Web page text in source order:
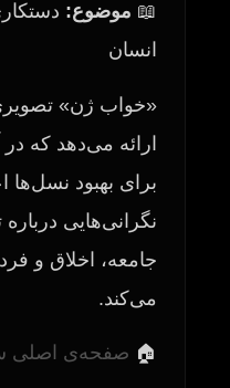
📖 موضوع:
انسان
«خواب ژن»
ارائه می‌دهد که در
برای بهبود نسل‌ها
نگرانی‌هایی درباره
جامعه، اخلاق و
می‌کند.
🏠 صفحه‌ی اصلی